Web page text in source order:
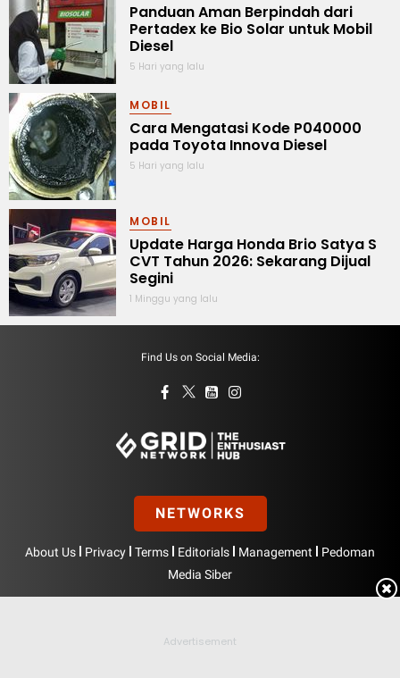
Panduan Aman Berpindah dari
Pertadex ke Bio Solar untuk Mobil
Diesel
5 Hari yang lalu
MOBIL
Cara Mengatasi Kode P040000
pada Toyota Innova Diesel
5 Hari yang lalu
MOBIL
Update Harga Honda Brio Satya S
CVT Tahun 2026: Sekarang Dijual
Segini
1 Minggu yang lalu
Find Us on Social Media:
NETWORKS
About Us Privacy Terms Editorials Management
Pedoman
Media Siber